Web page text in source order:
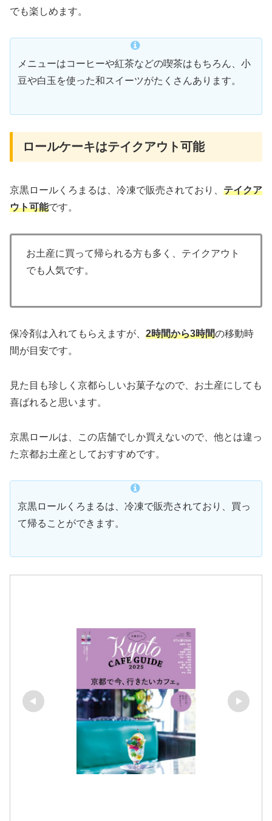
でも楽しめます。
メニューはコーヒーや紅茶などの喫茶はもちろん、小
豆や白玉を使った和スイーツがたくさんあります。
ロールケーキはテイクアウト可能
京黒ロールくろまるは、冷凍で販売されており、 テイクア
ウト可能です。
お土産に買って帰られる方も多く、テイクアウト
でも人気です。
保冷剤は入れてもらえますが、 2時間から3時間の移動時
間が目安です。
見た目も珍しく京都らしいお菓子なので、お土産にしても
喜ばれると思います。
京黒ロールは、この店舗でしか買えないので、他とは違っ
た京都お土産としておすすめです。
京黒ロールくろまるは、冷凍で販売されており、買っ
て帰ることができます。